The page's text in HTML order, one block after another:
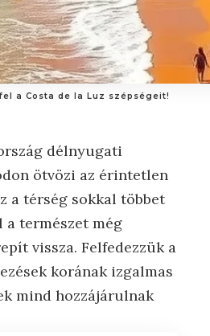
a Costa de la Luz szépségeit!
délnyugati
ötvözi az érintetlen
a térség sokkal többet
természet még
vissza. Felfedezzük a
korának izgalmas
mind hozzájárulnak